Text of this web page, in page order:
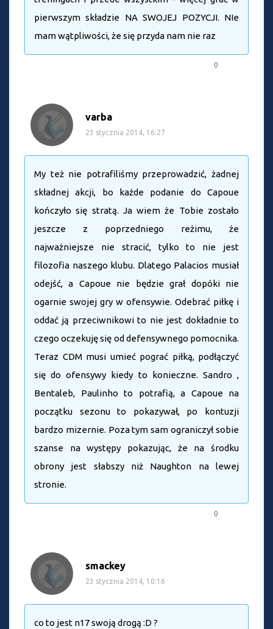
pierwszym składzie NA SWOJEJ POZYCJI. NIe
mam wątpliwości, że się przyda nam nie raz
0
varba
23 stycznia 2014, 16:27
My też nie potrafiliśmy przeprowadzić, żadnej
składnej akcji, bo każde podanie do Capoue
kończyło się stratą. Ja wiem że Tobie zostało
jeszcze z poprzedniego reżimu, że
najważniejsze nie stracić, tylko to nie jest
filozofia naszego klubu. Dlatego Palacios musiał
odejść, a Capoue nie będzie grał dopóki nie
ogarnie swojej gry w ofensywie. Odebrać piłkę i
oddać ją przeciwnikowi to nie jest dokładnie to
czego oczekuję się od defensywnego pomocnika.
Teraz CDM musi umieć pograć piłką, podłączyć
się do ofensywy kiedy to konieczne. Sandro ,
Bentaleb, Paulinho to potrafią, a Capoue na
początku sezonu to pokazywał, po kontuzji
bardzo mizernie. Poza tym sam ograniczył sobie
szanse na występy pokazując, że na środku
obrony jest słabszy niż Naughton na lewej
stronie.
0
smackey
23 stycznia 2014, 10:16
co to jest n17 swoją drogą :D ?